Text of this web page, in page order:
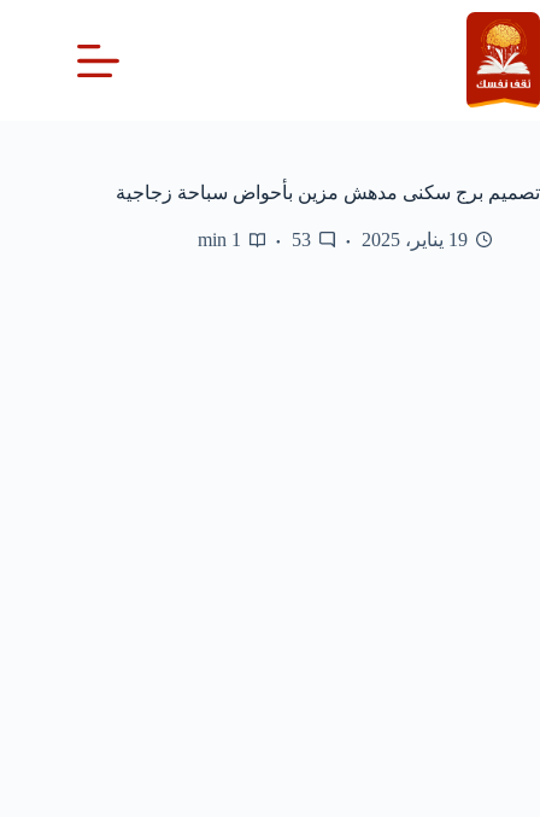
التجاوز
إلى
المحتوى
تصميم برج سكنى مدهش مزين بأحواض سباحة زجاجية
19 يناير، 2025 53
1 min